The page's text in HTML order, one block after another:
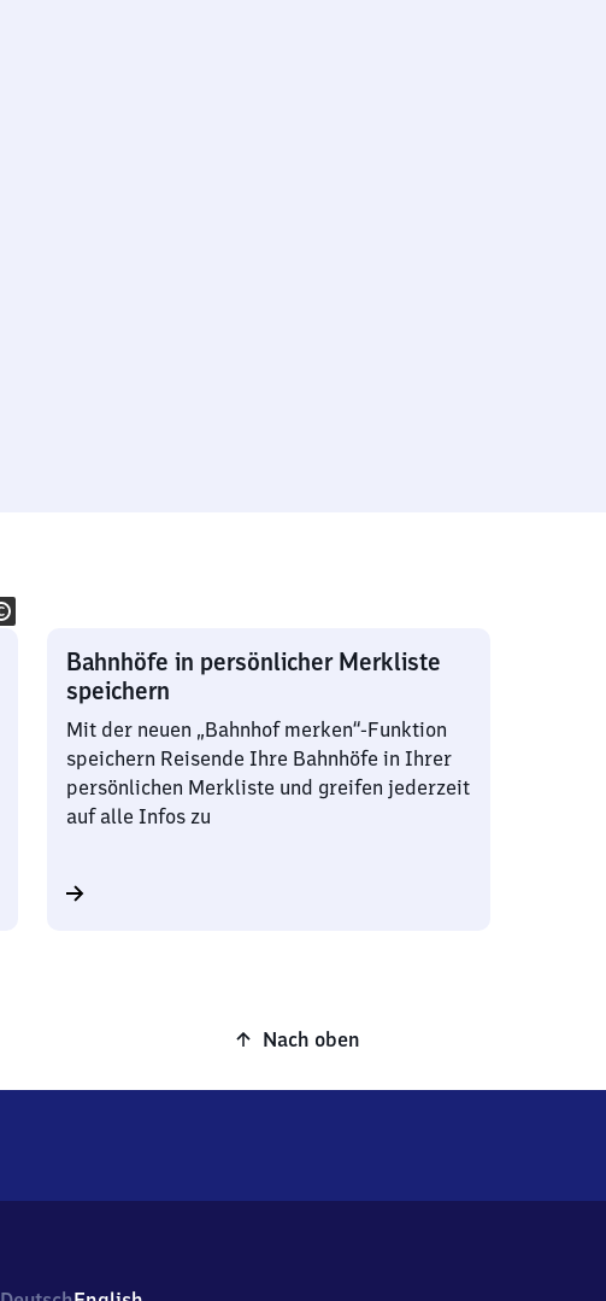
Bahnhöfe in persönlicher Merkliste
speichern
Mit der neuen „Bahnhof merken“-Funktion
speichern Reisende Ihre Bahnhöfe in Ihrer
persönlichen Merkliste und greifen jederzeit
auf alle Infos zu
Nach oben